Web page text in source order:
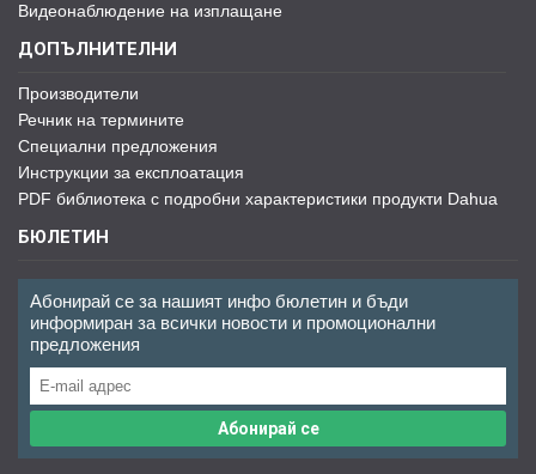
Видеонаблюдение на изплащане
ДОПЪЛНИТЕЛНИ
Производители
Речник на термините
Специални предложения
Инструкции за експлоатация
PDF библиотека с подробни характеристики продукти Dahua
БЮЛЕТИН
Абонирай се за нашият инфо бюлетин и бъди
информиран за всички новости и промоционални
предложения
Абонирай се